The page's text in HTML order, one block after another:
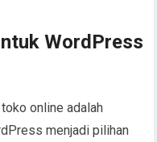
WordPress
online adalah
menjadi pilihan